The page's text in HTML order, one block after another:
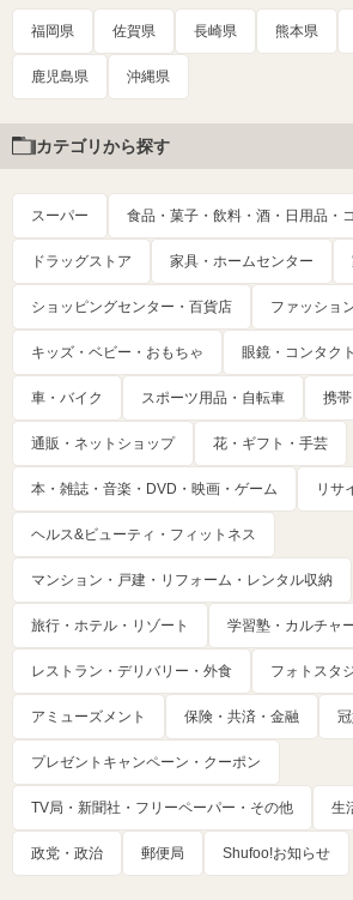
福岡県 佐賀県 長崎県 熊本県
鹿児島県 沖縄県
カテゴリから探す
スーパー 食品・菓子・飲料・酒・日用品・
ドラッグストア 家具・ホームセンター
ショッピングセンター・百貨店 ファッショ
キッズ・ベビー・おもちゃ 眼鏡・コンタク
車・バイク スポーツ用品・自転車 携
通販・ネットショップ 花・ギフト・手芸
本・雑誌・音楽・DVD・映画・ゲーム リサ
ヘルス&ビューティ・フィットネス
マンション・戸建・リフォーム・レンタル収納
旅行・ホテル・リゾート 学習塾・カルチャ
レストラン・デリバリー・外食 フォトスタ
アミューズメント 保険・共済・金融
プレゼントキャンペーン・クーポン
TV局・新聞社・フリーペーパー・その他 生
政党・政治 郵便局 Shufoo!お知らせ